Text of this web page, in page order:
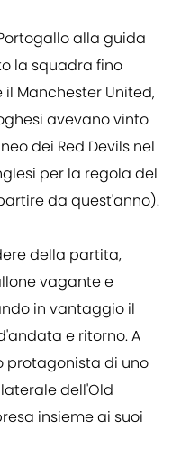
alla guida
la squadra fino
Manchester United,
avevano vinto
dei Red Devils nel
per la regola del
da quest'anno).
della partita,
vagante e
in vantaggio il
e ritorno. A
protagonista di uno
dell'Old
insieme ai suoi